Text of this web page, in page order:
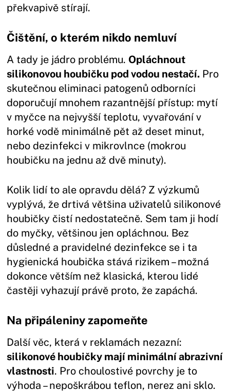
překvapivě stírají.
Čištění, o kterém nikdo nemluví
A tady je jádro problému. Opláchnout
silikonovou houbičku pod vodou nestačí. Pro
skutečnou eliminaci patogenů odborníci
doporučují mnohem razantnější přístup: mytí
v myčce na nejvyšší teplotu, vyvařování v
horké vodě minimálně pět až deset minut,
nebo dezinfekci v mikrovlnce (mokrou
houbičku na jednu až dvě minuty).
Kolik lidí to ale opravdu dělá? Z výzkumů
vyplývá, že drtivá většina uživatelů silikonové
houbičky čistí nedostatečně. Sem tam ji hodí
do myčky, většinou jen opláchnou. Bez
důsledné a pravidelné dezinfekce se i ta
hygienická houbička stává rizikem – možná
dokonce větším než klasická, kterou lidé
častěji vyhazují právě proto, že zapáchá.
Na připáleniny zapomeňte
Další věc, která v reklamách nezazní:
silikonové houbičky mají minimální abrazivní
vlastnosti. Pro choulostivé povrchy je to
výhoda – nepoškrábou teflon, nerez ani sklo.